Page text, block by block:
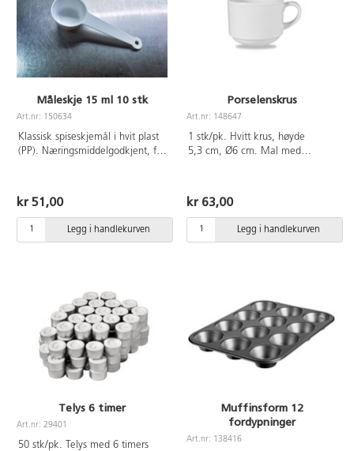
Måleskje 15 ml 10 stk
Art.nr: 150634
Klassisk spiseskjemål i hvit plast
(PP). Næringsmiddelgodkjent, fri
kr 51,00
Legg i handlekurven
Porselenskrus
Art.nr: 148647
1 stk/pk. Hvitt krus, høyde
5,3 cm, Ø6 cm. Mal med
dekorere med decoupage for
glass (46237). Ubehandlet kopp
kan vaskes i vaskemaskinen og
brukes i mikrobølgeovn.
kr 63,00
Legg i handlekurven
Telys 6 timer
Art.nr: 29401
50 stk/pk. Telys med 6 timers
Muffinsform 12
fordypninger
Art.nr: 138416